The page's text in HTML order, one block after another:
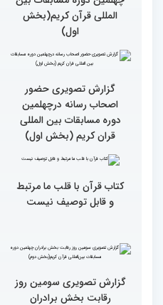
جزئیات چهارمین روز رقابت
بخش برادران مسابقات
بین‌المللی قرآن کریم
گزارش تصویری حضور
پررنگ کودکان و نوجوانان در
چهلمین دوره مسابقات بین
اول)
گزارش تصویری حضور
اصحاب رسانه درچهلمین
دوره مسابقات بین المللی
قران کریم (بخش اول)